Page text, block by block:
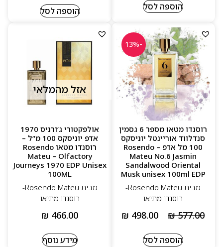
הוספה לסל הוספה לסל
-13%
רוסנדו מטאו מספר 6 גסמין
סנדלווד אוריינטל יוניסקס
100 מל אדפ – Rosendo
Mateu No.6 Jasmin
Sandalwood Oriental
Musk unisex 100ml EDP
מבית Rosendo Mateu-
רוסנדו מתיאו
₪577.00
₪ 498.00
הוספה לסל
אזל מהמלאי
אולפקטורי ג’ורניס 1970
אדפ יוניסקס 100 מ”ל –
רוסנדו מטאו Rosendo
Mateu – Olfactory
Journeys 1970 EDP Unisex
100ML
מבית Rosendo Mateu-
רוסנדו מתיאו
₪ 466.00
מידע נוסף